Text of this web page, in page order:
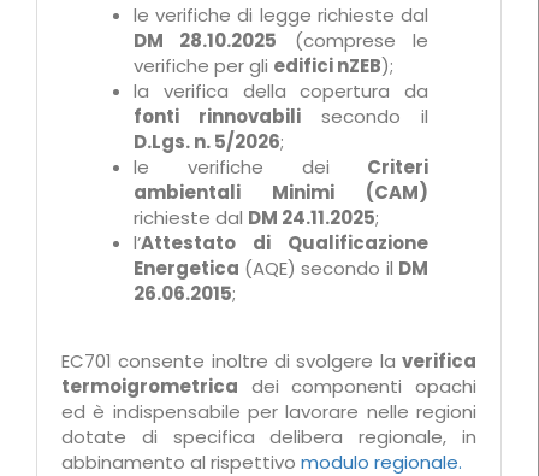
le verifiche di legge richieste dal
DM 28.10.2025 (comprese le
verifiche per gli edifici nZEB);
la verifica della copertura da
fonti rinnovabili secondo il
D.Lgs. n. 5/2026;
le verifiche dei Criteri
ambientali Minimi (CAM)
richieste dal DM 24.11.2025;
l’Attestato di Qualificazione
Energetica (AQE) secondo il DM
26.06.2015;
EC701 consente inoltre di svolgere la verifica
termoigrometrica dei componenti opachi
ed è indispensabile per lavorare nelle regioni
dotate di specifica delibera regionale, in
abbinamento al rispettivo modulo regionale.